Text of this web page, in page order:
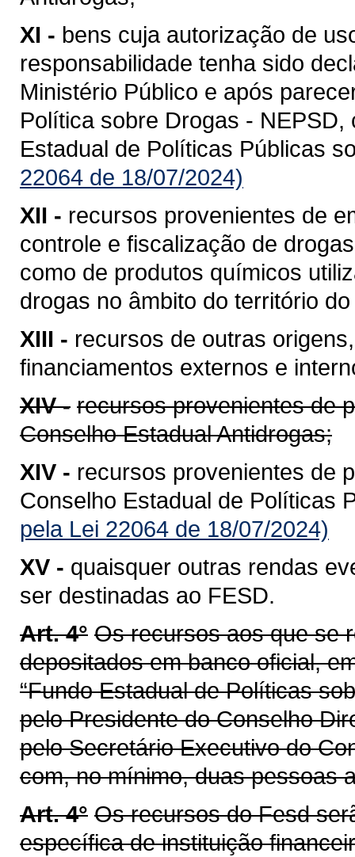
XI - bens cuja autorização de
responsabilidade tenha sido
Ministério Público e após
Política sobre Drogas -
Estadual de Políticas Públicas
22064 de 18/07/2024)
XII - recursos provenientes de
controle e fiscalização de
como de produtos químicos
drogas no âmbito do território
XIII - recursos de outras
financiamentos externos e
XIV - recursos provenientes de
Conselho Estadual Antidrogas;
XIV - recursos provenientes de
Conselho Estadual de Políticas
pela Lei 22064 de 18/07/2024)
XV - quaisquer outras rendas
ser destinadas ao FESD.
Art. 4° Os recursos aos que se
depositados em banco oficial,
“Fundo Estadual de Políticas
pelo Presidente do Conselho
pelo Secretário Executivo do
com, no mínimo, duas pessoas
Art. 4° Os recursos do Fesd
específica de instituição